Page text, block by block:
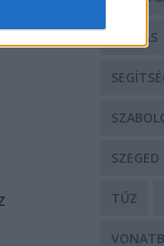
RABLÁS
SZEGED
TŰZ